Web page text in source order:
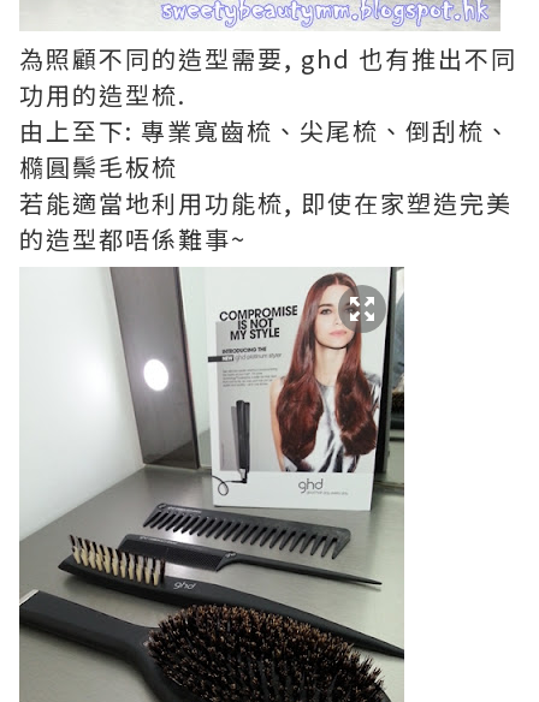
為照顧不同的造型需要, ghd 也有推出不同
功用的造型梳.
由上至下: 專業寬齒梳、尖尾梳、倒刮梳、
橢圓鬃毛板梳
若能適當地利用功能梳, 即使在家塑造完美
的造型都唔係難事~